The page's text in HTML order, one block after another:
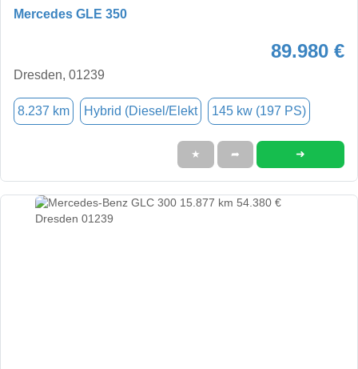
Mercedes GLE 350
89.980 €
Dresden, 01239
8.237 km Hybrid (Diesel/Elekt 145 kw (197 PS)
★ ➦ ➜